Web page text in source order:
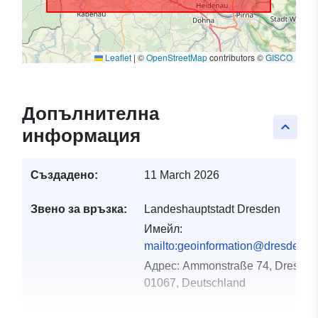
Leaflet | ©OpenStreetMapcontributors ©GISCO
keyboard_arrow_up
Допълнителна
информация
Създадено: 11 March 2026
Звено за връзка:
Landeshauptstadt Dresden
Имейл:
Адрес: Ammonstraße 74,
01067, Deutschland